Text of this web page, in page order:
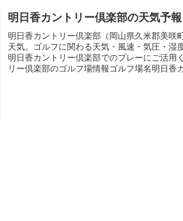
明日香カントリー倶楽部の天気予報
明日香カントリー倶楽部（岡山県久米郡美咲
天気。ゴルフに関わる天気・風速・気圧・湿
明日香カントリー倶楽部でのプレーにご活用
リー倶楽部のゴルフ場情報ゴルフ場名明日香